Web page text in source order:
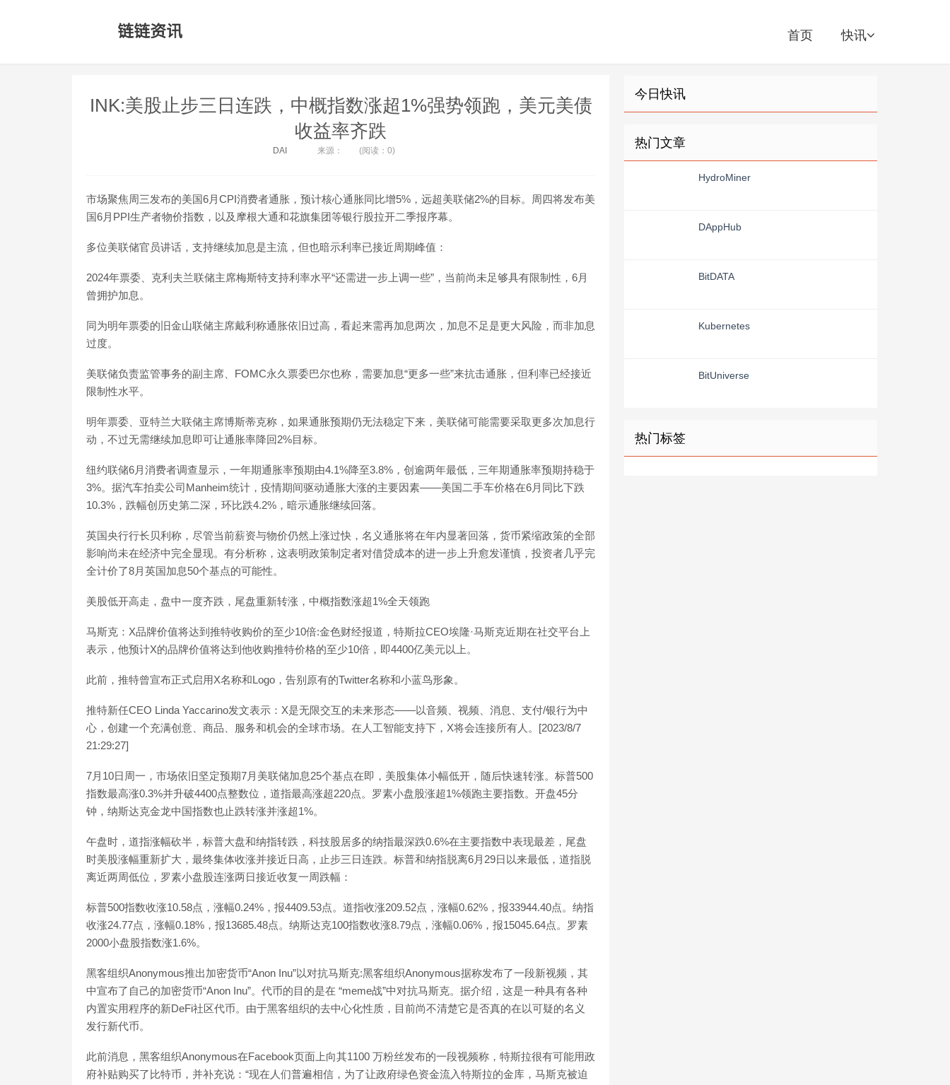
首页 快讯
INK:美股止步三日连跌，中概指数涨超1%强势领跑，美元美债
收益率齐跌
DAI 来源： (阅读：0)
市场聚焦周三发布的美国6月CPI消费者通胀，预计核心通胀同比增5%，远超美联储2%的目标。周四将发布美
国6月PPI生产者物价指数，以及摩根大通和花旗集团等银行股拉开二季报序幕。
多位美联储官员讲话，支持继续加息是主流，但也暗示利率已接近周期峰值：
2024年票委、克利夫兰联储主席梅斯特支持利率水平“还需进一步上调一些”，当前尚未足够具有限制性，6月
曾拥护加息。
同为明年票委的旧金山联储主席戴利称通胀依旧过高，看起来需再加息两次，加息不足是更大风险，而非加息
过度。
美联储负责监管事务的副主席、FOMC永久票委巴尔也称，需要加息“更多一些”来抗击通胀，但利率已经接近
限制性水平。
明年票委、亚特兰大联储主席博斯蒂克称，如果通胀预期仍无法稳定下来，美联储可能需要采取更多次加息行
动，不过无需继续加息即可让通胀率降回2%目标。
纽约联储6月消费者调查显示，一年期通胀率预期由4.1%降至3.8%，创逾两年最低，三年期通胀率预期持稳于
3%。据汽车拍卖公司Manheim统计，疫情期间驱动通胀大涨的主要因素——美国二手车价格在6月同比下跌
10.3%，跌幅创历史第二深，环比跌4.2%，暗示通胀继续回落。
英国央行行长贝利称，尽管当前薪资与物价仍然上涨过快，名义通胀将在年内显著回落，货币紧缩政策的全部
影响尚未在经济中完全显现。有分析称，这表明政策制定者对借贷成本的进一步上升愈发谨慎，投资者几乎完
全计价了8月英国加息50个基点的可能性。
美股低开高走，盘中一度齐跌，尾盘重新转涨，中概指数涨超1%全天领跑
马斯克：X品牌价值将达到推特收购价的至少10倍:金色财经报道，特斯拉CEO埃隆·马斯克近期在社交平台上
表示，他预计X的品牌价值将达到他收购推特价格的至少10倍，即4400亿美元以上。
此前，推特曾宣布正式启用X名称和Logo，告别原有的Twitter名称和小蓝鸟形象。
推特新任CEO Linda Yaccarino发文表示：X是无限交互的未来形态——以音频、视频、消息、支付/银行为中
心，创建一个充满创意、商品、服务和机会的全球市场。在人工智能支持下，X将会连接所有人。[2023/8/7
21:29:27]
7月10日周一，市场依旧坚定预期7月美联储加息25个基点在即，美股集体小幅低开，随后快速转涨。标普500
指数最高涨0.3%并升破4400点整数位，道指最高涨超220点。罗素小盘股涨超1%领跑主要指数。开盘45分
钟，纳斯达克金龙中国指数也止跌转涨并涨超1%。
午盘时，道指涨幅砍半，标普大盘和纳指转跌，科技股居多的纳指最深跌0.6%在主要指数中表现最差，尾盘
时美股涨幅重新扩大，最终集体收涨并接近日高，止步三日连跌。标普和纳指脱离6月29日以来最低，道指脱
离近两周低位，罗素小盘股连涨两日接近收复一周跌幅：
标普500指数收涨10.58点，涨幅0.24%，报4409.53点。道指收涨209.52点，涨幅0.62%，报33944.40点。纳指
收涨24.77点，涨幅0.18%，报13685.48点。纳斯达克100指数收涨8.79点，涨幅0.06%，报15045.64点。罗素
2000小盘股指数涨1.6%。
黑客组织Anonymous推出加密货币“Anon Inu”以对抗马斯克:黑客组织Anonymous据称发布了一段新视频，其
中宣布了自己的加密货币“Anon Inu”。代币的目的是在 “meme战”中对抗马斯克。据介绍，这是一种具有各种
内置实用程序的新DeFi社区代币。由于黑客组织的去中心化性质，目前尚不清楚它是否真的在以可疑的名义
发行新代币。
此前消息，黑客组织Anonymous在Facebook页面上向其1100 万粉丝发布的一段视频称，特斯拉很有可能用政
府补贴购买了比特币，并补充说：“现在人们普遍相信，为了让政府绿色资金流入特斯拉的金库，马斯克被迫
今日快讯
热门文章
HydroMiner
DAppHub
BitDATA
Kubernetes
BitUniverse
热门标签